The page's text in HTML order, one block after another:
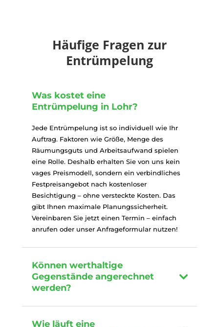
Häufige Fragen zur
Entrümpelung
Was kostet eine
Entrümpelung in Lohr?
Jede Entrümpelung ist so individuell wie Ihr
Auftrag. Faktoren wie Größe, Menge des
Räumungsguts und Arbeitsaufwand spielen
eine Rolle. Deshalb erhalten Sie von uns kein
vages Preismodell, sondern ein verbindliches
Festpreisangebot nach kostenloser
Besichtigung – ohne versteckte Kosten. Das
gibt Ihnen maximale Planungssicherheit.
Vereinbaren Sie jetzt einen Termin – einfach
anrufen oder unser Anfrageformular nutzen!
Können werthaltige
Gegenstände angerechnet
werden?
Wie läuft eine